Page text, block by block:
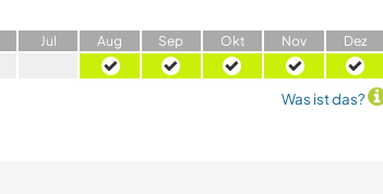
Jul Aug Sep Okt Nov Dez
Was ist das?